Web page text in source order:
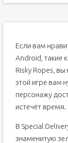
Если вам
Android, такие
Risky Ropes,
этой игре вам
персонажу
истечёт время.
В Special
знаменитую